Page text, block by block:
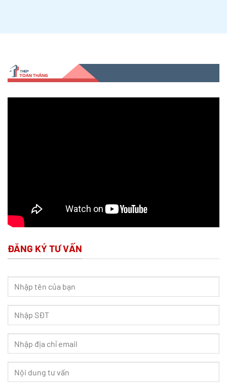
ĐĂNG KÝ TƯ VẤN